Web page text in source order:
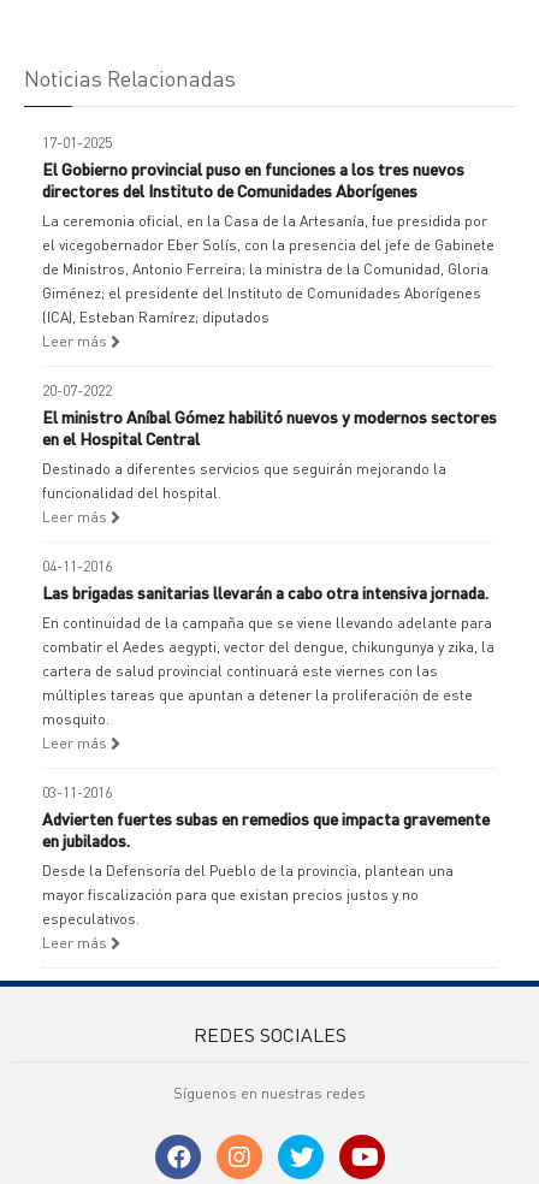
Noticias Relacionadas
17-01-2025
El Gobierno provincial puso en funciones a los tres nuevos
directores del Instituto de Comunidades Aborígenes
La ceremonia oficial, en la Casa de la Artesanía, fue presidida por
el vicegobernador Eber Solís, con la presencia del jefe de Gabinete
de Ministros, Antonio Ferreira; la ministra de la Comunidad, Gloria
Giménez; el presidente del Instituto de Comunidades Aborígenes
(ICA), Esteban Ramírez; diputados
Leer más
20-07-2022
El ministro Aníbal Gómez habilitó nuevos y modernos sectores
en el Hospital Central
Destinado a diferentes servicios que seguirán mejorando la
funcionalidad del hospital.
Leer más
04-11-2016
Las brigadas sanitarias llevarán a cabo otra intensiva jornada.
En continuidad de la campaña que se viene llevando adelante para
combatir el Aedes aegypti, vector del dengue, chikungunya y zika, la
cartera de salud provincial continuará este viernes con las
múltiples tareas que apuntan a detener la proliferación de este
mosquito.
Leer más
03-11-2016
Advierten fuertes subas en remedios que impacta gravemente
en jubilados.
Desde la Defensoría del Pueblo de la provincia, plantean una
mayor fiscalización para que existan precios justos y no
especulativos.
Leer más
REDES SOCIALES
Síguenos en nuestras redes